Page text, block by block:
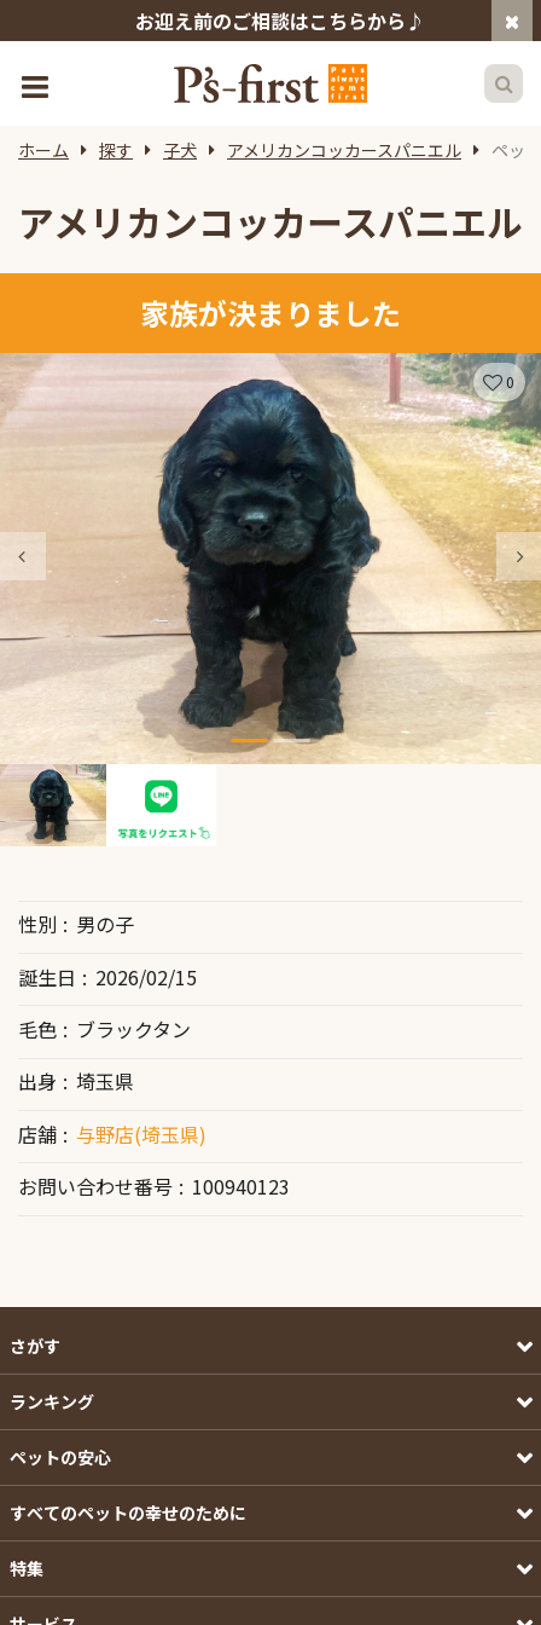
お迎え前のご相談はこちらから♪
ホーム 探す 子犬 アメリカンコッカースパニエル ペッ
アメリカンコッカースパニエル
家族が決まりました
0
性別
男の子
誕生日
2026/02/15
毛色
ブラックタン
出身
埼玉県
店舗
与野店(埼玉県)
お問い合わせ番号
100940123
さがす
ランキング
ペットの安心
すべてのペットの幸せのために
特集